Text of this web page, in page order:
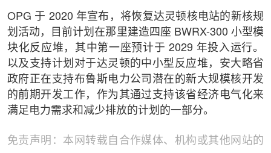
OPG 于 2020 年宣布，将恢复达灵顿核电站的新核规
划活动，目前计划在那里建造四座 BWRX-300 小型模
块化反应堆，其中第一座预计于 2029 年投入运行。
以及支持计划对于达灵顿的中小型反应堆，安大略省
政府正在支持布鲁斯电力公司潜在的新大规模核开发
的前期开发工作，作为其通过支持该省经济电气化来
满足电力需求和减少排放的计划的一部分。
免责声明：本网转载自合作媒体、机构或其他网站的